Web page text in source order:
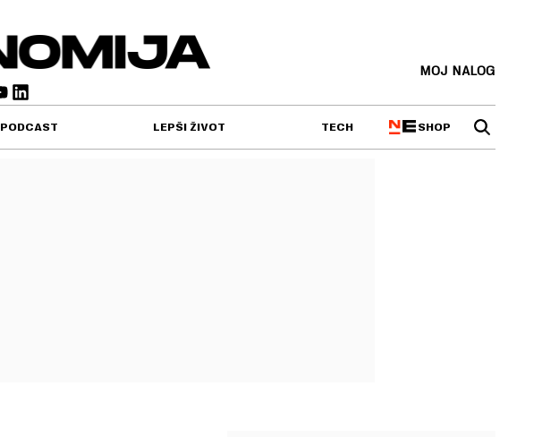
MOJ NALOG
PODCAST LEPŠI ŽIVOT TECH SHOP